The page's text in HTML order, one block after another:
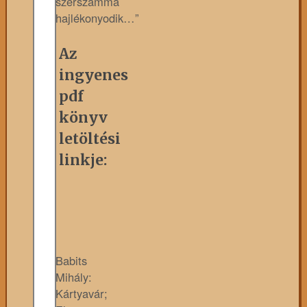
hajlékonyodik…”
Az
ingyenes
pdf
könyv
letöltési
linkje:
Babits
Mihály:
Kártyavár;